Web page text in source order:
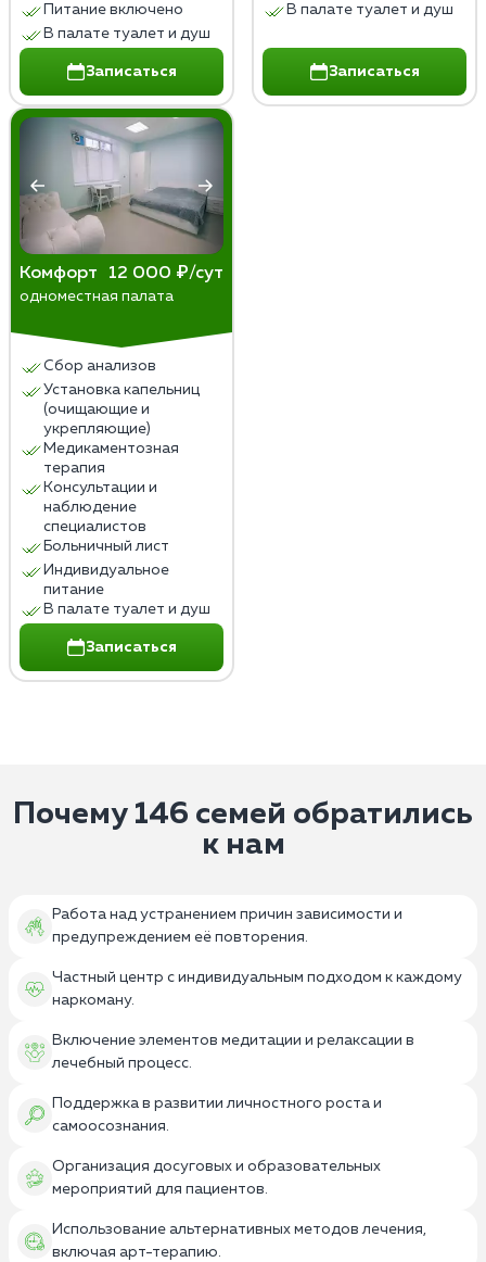
Питание включено
В палате туалет и душ
Записаться
В палате туалет и душ
Записаться
Комфорт 12 000 ₽/сут
одноместная палата
Сбор анализов
Установка капельниц
(очищающие и
укрепляющие)
Медикаментозная
терапия
Консультации и
наблюдение
специалистов
Больничный лист
Индивидуальное
питание
В палате туалет и душ
Записаться
Почему 146 семей обратились
к нам
Работа над устранением причин зависимости и
предупреждением её повторения.
Частный центр с индивидуальным подходом к каждому
наркоману.
Включение элементов медитации и релаксации в
лечебный процесс.
Поддержка в развитии личностного роста и
самоосознания.
Организация досуговых и образовательных
мероприятий для пациентов.
Использование альтернативных методов лечения,
включая арт-терапию.